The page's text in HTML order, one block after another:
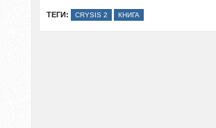
ТЕГИ: CRYSIS 2 КНИГА